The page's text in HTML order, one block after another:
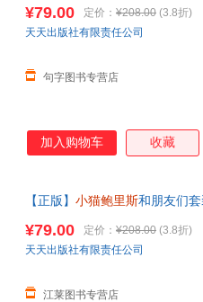
¥79.00 定价： ¥208.00 (3.8折)
句字图书专营店
天天出版社有限责任公司
加入购物车 收藏
【正版】 小猫鲍里斯和朋友们
在线客服有优惠
¥79.00 定价： ¥208.00 (3.8折)
江莱图书专营店
天天出版社有限责任公司